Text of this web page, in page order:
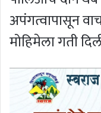
अपंगत्वापासून
मोहिमेला गती